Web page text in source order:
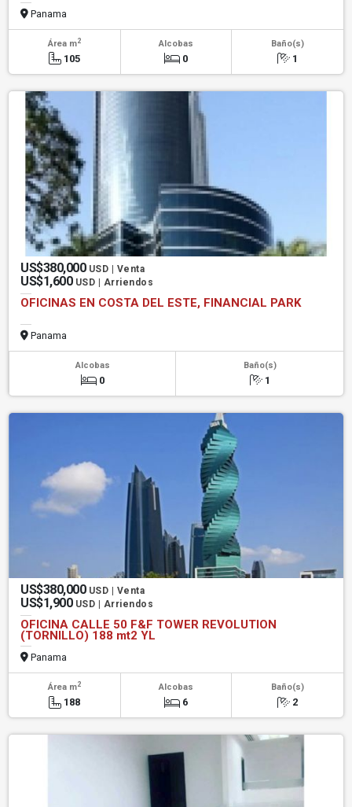
Panama
Área m2
105
Alcobas
0
Baño(s)
1
US$380,000 USD | Venta
US$1,600 USD | Arriendos
OFICINAS EN COSTA DEL ESTE, FINANCIAL PARK
Panama
Alcobas
0
Baño(s)
1
US$380,000 USD | Venta
US$1,900 USD | Arriendos
OFICINA CALLE 50 F&F TOWER REVOLUTION
(TORNILLO) 188 mt2 YL
Panama
Área m2
188
Alcobas
6
Baño(s)
2